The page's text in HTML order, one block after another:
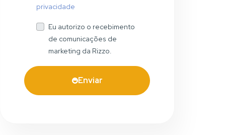
privacidade
Eu autorizo o recebimento
de comunicações de
marketing da Rizzo.
Enviar